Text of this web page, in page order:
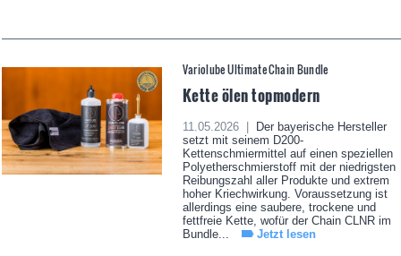
Variolube Ultimate Chain Bundle
Kette ölen topmodern
11.05.2026 |
Der bayerische Hersteller
setzt mit seinem D200-
Kettenschmiermittel auf einen speziellen
Polyetherschmierstoff mit der niedrigsten
Reibungszahl aller Produkte und extrem
hoher Kriechwirkung. Voraussetzung ist
allerdings eine saubere, trockene und
fettfreie Kette, wofür der Chain CLNR im
Bundle...
Jetzt lesen